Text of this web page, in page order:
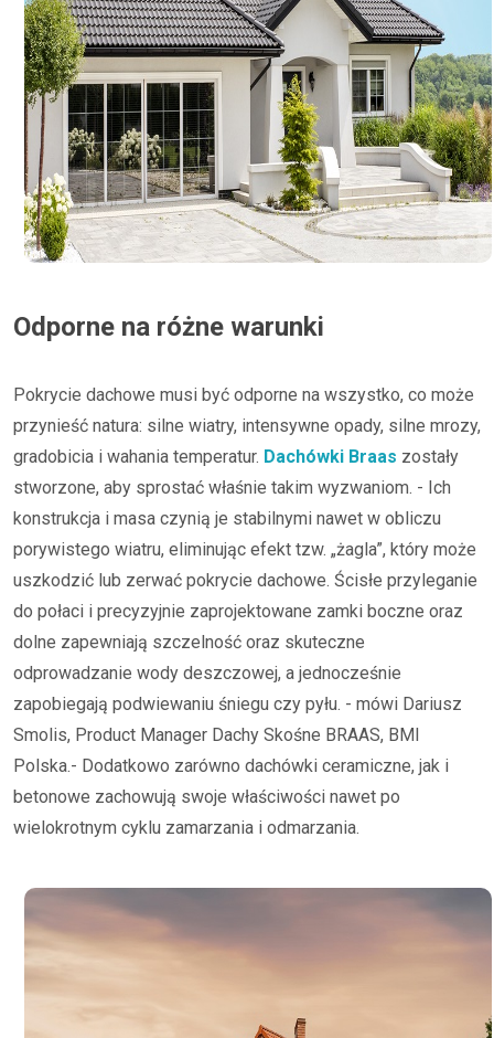
Odporne na różne warunki
Pokrycie dachowe musi być odporne na wszystko, co może
przynieść natura: silne wiatry, intensywne opady, silne mrozy,
gradobicia i wahania temperatur. Dachówki Braas zostały
stworzone, aby sprostać właśnie takim wyzwaniom. - Ich
konstrukcja i masa czynią je stabilnymi nawet w obliczu
porywistego wiatru, eliminując efekt tzw. „żagla”, który może
uszkodzić lub zerwać pokrycie dachowe. Ścisłe przyleganie
do połaci i precyzyjnie zaprojektowane zamki boczne oraz
dolne zapewniają szczelność oraz skuteczne
odprowadzanie wody deszczowej, a jednocześnie
zapobiegają podwiewaniu śniegu czy pyłu. - mówi Dariusz
Smolis, Product Manager Dachy Skośne BRAAS, BMI
Polska.- Dodatkowo zarówno dachówki ceramiczne, jak i
betonowe zachowują swoje właściwości nawet po
wielokrotnym cyklu zamarzania i odmarzania.